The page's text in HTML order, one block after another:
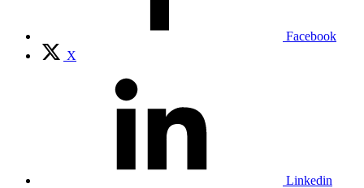
Facebook
X
Linkedin